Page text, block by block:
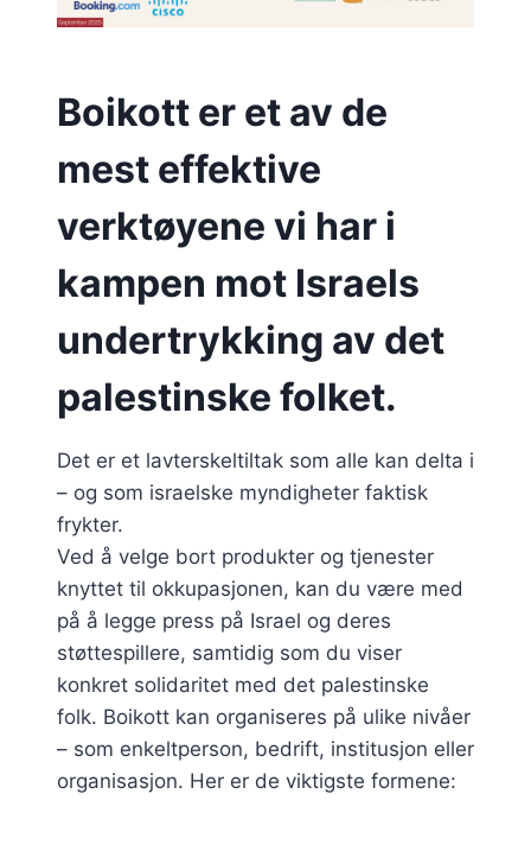
Boikott er et av de
mest effektive
verktøyene vi har i
kampen mot Israels
undertrykking av det
palestinske folket.
Det er et lavterskeltiltak som alle kan delta i
– og som israelske myndigheter faktisk
frykter.
Ved å velge bort produkter og tjenester
knyttet til okkupasjonen, kan du være med
på å legge press på Israel og deres
støttespillere, samtidig som du viser
konkret solidaritet med det palestinske
folk. Boikott kan organiseres på ulike nivåer
– som enkeltperson, bedrift, institusjon eller
organisasjon. Her er de viktigste formene: